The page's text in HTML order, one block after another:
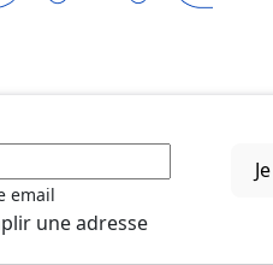
email
une adresse